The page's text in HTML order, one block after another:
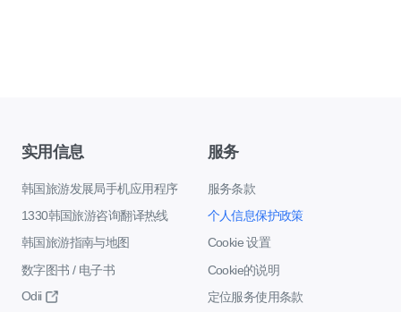
实用信息
韩国旅游发展局手机应用程序
1330韩国旅游咨询翻译热线
韩国旅游指南与地图
数字图书 / 电子书
Odii
服务
服务条款
个人信息保护政策
Cookie 设置
Cookie的说明
定位服务使用条款